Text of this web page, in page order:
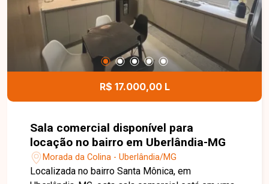
oportunidade para instalar ou expandir o seu
negócio em um imóvel moderno, amplo e muito
bem localizado no bairro Brasil. Agende uma
visita e venha conhecer todos os detalhes desta
loja comercial.
R$ 17.000,00 L
Sala comercial disponível para
locação no bairro em Uberlândia-MG
Morada da Colina - Uberlândia/MG
Localizada no bairro Santa Mônica, em